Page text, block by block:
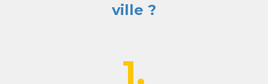
ville ?
1.